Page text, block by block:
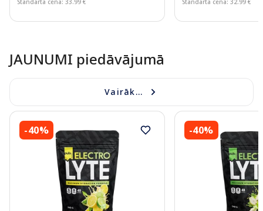
Standarta cena: 33.99 € Standarta cena: 32.99 €
JAUNUMI piedāvājumā
Vairāk...
-40% -40%